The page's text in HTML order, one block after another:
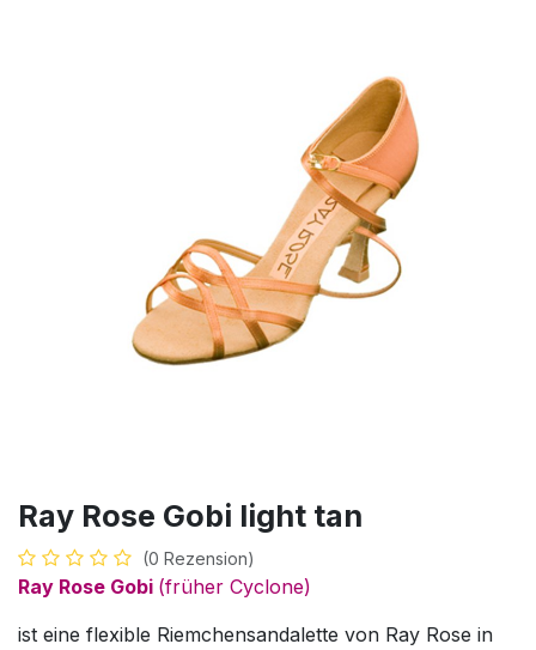
Ray Rose Gobi light tan
(0 Rezension)
Ray Rose Gobi (früher Cyclone)
ist eine flexible Riemchensandalette von Ray Rose in